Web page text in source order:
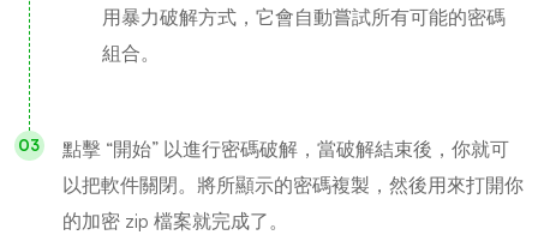
用暴力破解方式，它會自動嘗試所有可能的密碼
組合。
點擊 “開始” 以進行密碼破解，當破解結束後，你就可
以把軟件關閉。將所顯示的密碼複製，然後用來打開你
的加密 zip 檔案就完成了。